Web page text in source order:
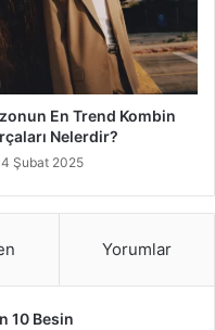
En Trend Kombin
Nelerdir?
Şubat 2025
Yorumlar
10 Besin